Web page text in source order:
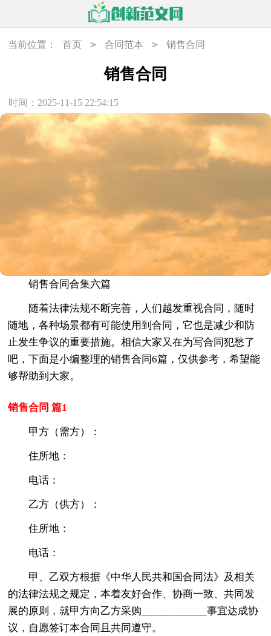
当前位置： 首页 > 合同范本 > 销售合同
销售合同
时间：2025-11-15 22:54:15
销售合同合集六篇
随着法律法规不断完善，人们越发重视合同，随时
随地，各种场景都有可能使用到合同，它也是减少和防
止发生争议的重要措施。相信大家又在为写合同犯愁了
吧，下面是小编整理的销售合同6篇，仅供参考，希望能
够帮助到大家。
销售合同 篇1
甲方（需方）：
住所地：
电话：
乙方（供方）：
住所地：
电话：
甲、乙双方根据《中华人民共和国合同法》及相关
的法律法规之规定，本着友好合作、协商一致、共同发
展的原则，就甲方向乙方采购____________事宜达成协
议，自愿签订本合同且共同遵守。